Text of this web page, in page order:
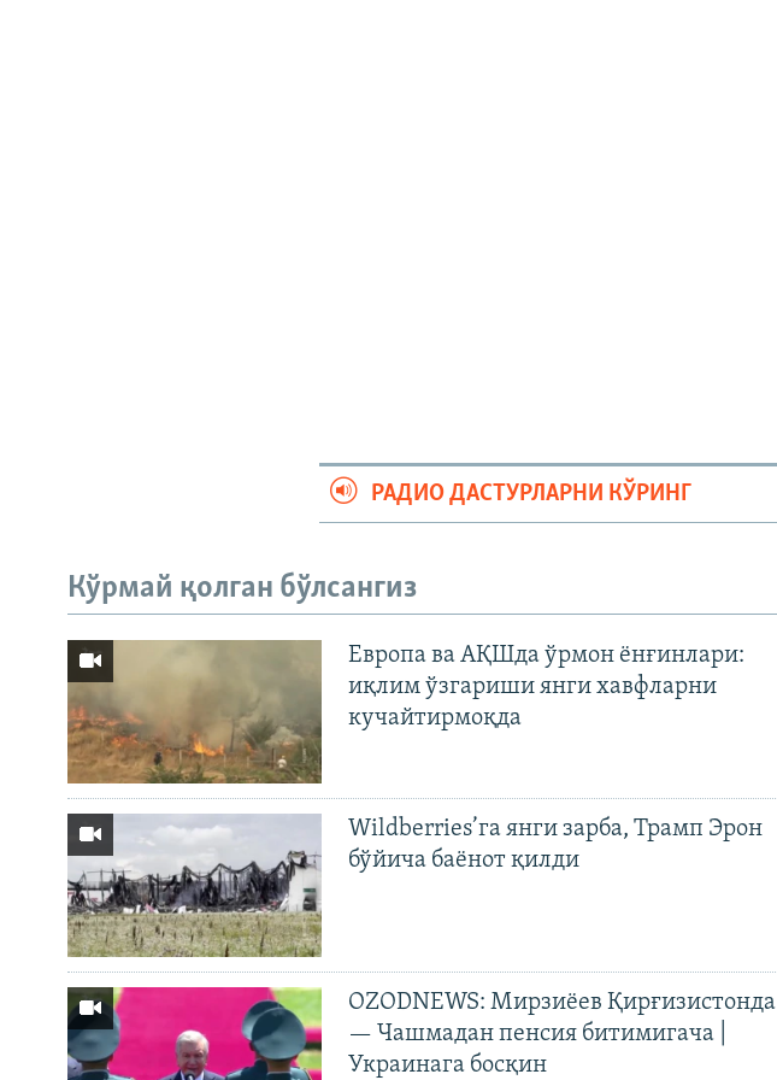
РАДИО ДАСТУРЛАРНИ КЎРИНГ
Кўрмай қолган бўлсангиз
Европа ва АҚШда ўрмон ёнғинлари:
иқлим ўзгариши янги хавфларни
кучайтирмоқда
Wildberries’га янги зарба, Трамп Эрон
бўйича баёнот қилди
OZODNEWS: Мирзиёев Қирғизистонда
— Чашмадан пенсия битимигача |
Украинага босқин